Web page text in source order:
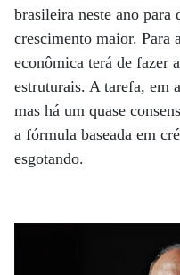
brasileira neste ano para
crescimento maior. Para
econômica terá de fazer
estruturais. A tarefa, em
mas há um quase
a fórmula baseada em
esgotando.